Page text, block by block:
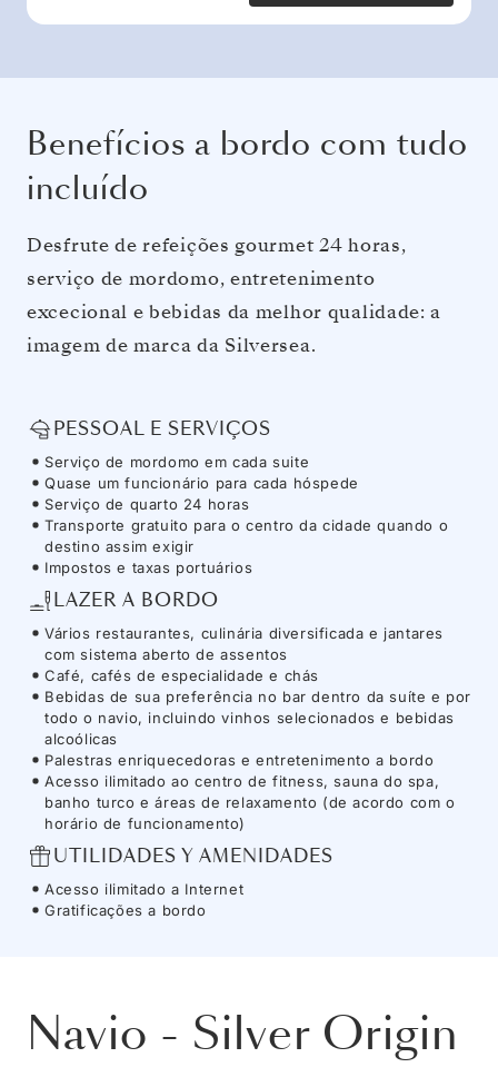
Benefícios a bordo com tudo
incluído
Desfrute de refeições gourmet 24 horas,
serviço de mordomo, entretenimento
excecional e bebidas da melhor qualidade: a
imagem de marca da Silversea.
PESSOAL E SERVIÇOS
Serviço de mordomo em cada suite
Quase um funcionário para cada hóspede
Serviço de quarto 24 horas
Transporte gratuito para o centro da cidade quando o
destino assim exigir
Impostos e taxas portuários
LAZER A BORDO
Vários restaurantes, culinária diversificada e jantares
com sistema aberto de assentos
Café, cafés de especialidade e chás
Bebidas de sua preferência no bar dentro da suíte e por
todo o navio, incluindo vinhos selecionados e bebidas
alcoólicas
Palestras enriquecedoras e entretenimento a bordo
Acesso ilimitado ao centro de fitness, sauna do spa,
banho turco e áreas de relaxamento (de acordo com o
horário de funcionamento)
UTILIDADES Y AMENIDADES
Acesso ilimitado a Internet
Gratificações a bordo
Navio - Silver Origin